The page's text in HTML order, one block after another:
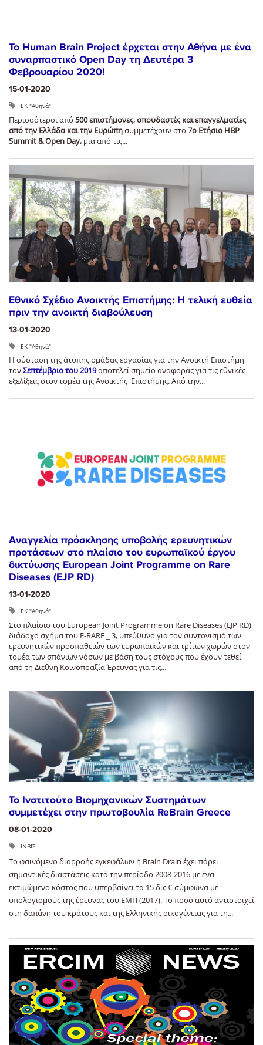
Το Human Brain Project έρχεται στην Αθήνα με ένα
συναρπαστικό Open Day τη Δευτέρα 3
Φεβρουαρίου 2020!
15-01-2020
ΕΚ "Αθηνά"
Περισσότεροι από 500 επιστήμονες, σπουδαστές και επαγγελματίες
από την Ελλάδα και την Ευρώπησυμμετέχουν στο 7ο Ετήσιο HBP
Summit&Open Day, μια από τις...
Εθνικό Σχέδιο Ανοικτής Επιστήμης: Η τελική ευθεία
πριν την ανοικτή διαβούλευση
13-01-2020
ΕΚ "Αθηνά"
Η σύσταση της άτυπης ομάδας εργασίας για την Ανοικτή Επιστήμη
τονΣεπτέμβριο του 2019αποτελεί σημείο αναφοράς για τις εθνικές
εξελίξεις στον τομέα της Ανοικτής Επιστήμης. Από την...
Αναγγελία πρόσκλησης υποβολής ερευνητικών
προτάσεων στο πλαίσιο του ευρωπαϊκού έργου
δικτύωσης Εuropean Joint Programme on Rare
Diseases (EJP RD)
13-01-2020
ΕΚ "Αθηνά"
Στο πλαίσιο του Εuropean Joint Programme on Rare Diseases (EJP RD),
διάδοχο σχήμα του E-RARE _ 3, υπεύθυνο για τον συντονισμό των
ερευνητικών προσπαθειών των ευρωπαϊκών και τρίτων χωρών στον
τομέα των σπάνιων νόσων με βάση τους στόχους που έχουν τεθεί
από τη Διεθνή Κοινοπραξία Έρευνας για τις...
Το Ινστιτούτο Βιομηχανικών Συστημάτων
συμμετέχει στην πρωτοβουλία ReBrain Greece
08-01-2020
ΙΝΒΙΣ
Το φαινόμενο διαρροής εγκεφάλων ή Brain Drain έχει πάρει
σημαντικές διαστάσεις κατά την περίοδο 2008-2016 με ένα
εκτιμώμενο κόστος που υπερβαίνει τα 15 δις € σύμφωνα με
υπολογισμούς της έρευνας του ΕΜΠ (2017). Το ποσό αυτό αντιστοιχεί
στη δαπάνη του κράτους και της Ελληνικής οικογένειας για τη...